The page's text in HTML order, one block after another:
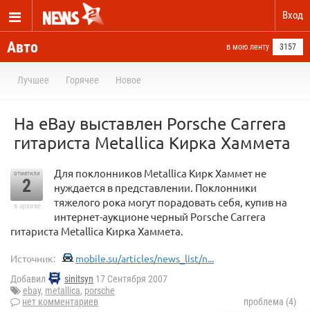
Вход
Авто в мою ленту 3157
Лучшее Горячее Новое
На eBay выставлен Porsche Carrera
гитариста Metallica Кирка Хаммета
отметили
2
в архиве
Для поклонников Metallica Кирк Хаммет не
нуждается в представлении. Поклонники
тяжелого рока могут порадовать себя, купив на
интернет-аукционе черный Porsche Carrera
гитариста Metallica Кирка Хаммета.
Источник: mobile.su/articles/news_list/n...
Добавил sinitsyn 17 Сентября 2007
ebay, metallica, porsche
нет комментариев
проблема (4)